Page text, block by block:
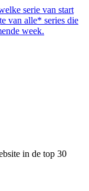
serie van start
van alle* series die
week.
in de top 30